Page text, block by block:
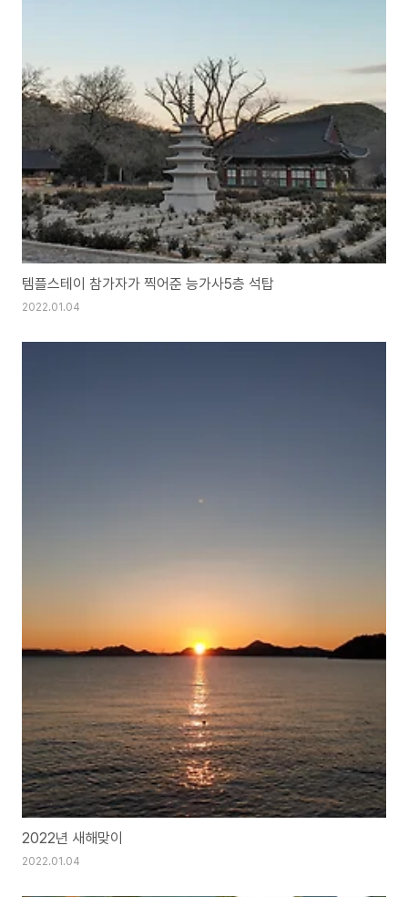
템플스테이 참가자가 찍어준 능가사5층 석탑
2022.01.04
2022년 새해맞이
2022.01.04